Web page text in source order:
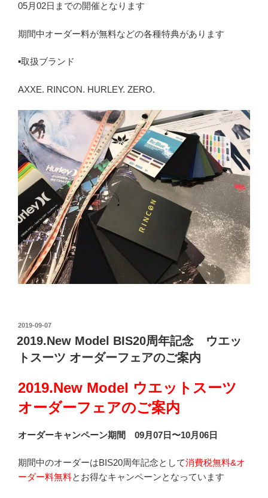
05月02日までの開催となります
期間中オーダー料が無料などの各種特典があります
▪️取扱ブランド
AXXE. RINCON. HURLEY. ZERO.
投
稿
日:
2019-09-07
2019.New Model BIS20周年記念 ウエッ
トスーツ オーダーフェアのご案内
2019.New Model ウエットスーツ
オーダーフェアのご案内
オーダーキャンペーン期間 09月07日〜10月06日
期間中のオーダーはBIS20周年記念として消費税無料&オ
ーダー料無料とお得なキャンペーンとなっています